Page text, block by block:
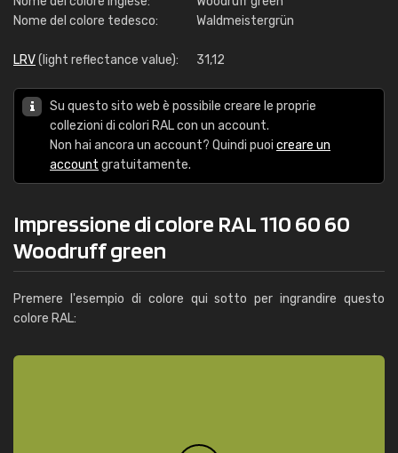
Nome del colore tedesco:
Waldmeistergrün
LRV(light reflectance value): 31,12
Su questo sito web è possibile creare le proprie
collezioni di colori RAL con un account.
Non hai ancora un account? Quindi puoi creare un
account gratuitamente.
Impressione di colore RAL 110 60 60
Woodruff green
Premere l'esempio di colore qui sotto per ingrandire questo
colore RAL: